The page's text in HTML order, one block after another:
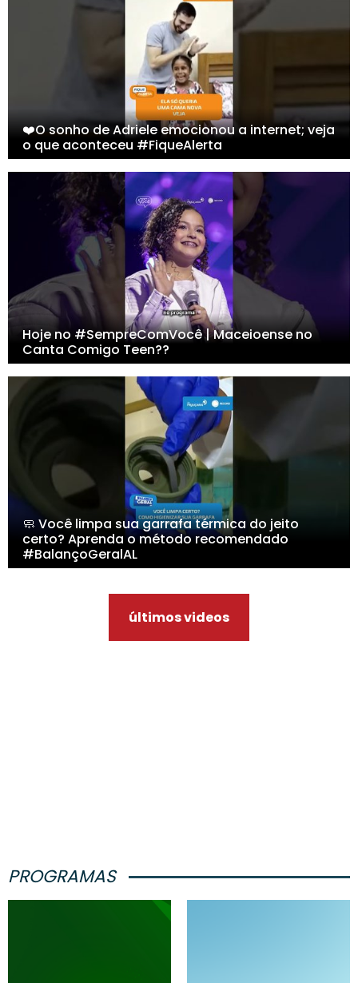
❤️O sonho de Adriele emocionou a internet; veja
o que aconteceu #FiqueAlerta
Hoje no #SempreComVocê | Maceioense no
Canta Comigo Teen??
🧼 Você limpa sua garrafa térmica do jeito
certo? Aprenda o método recomendado
#BalançoGeralAL
últimos videos
PROGRAMAS